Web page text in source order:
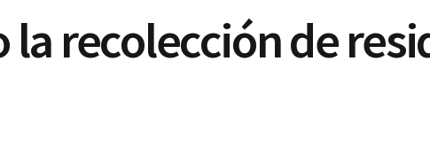
la recolección de